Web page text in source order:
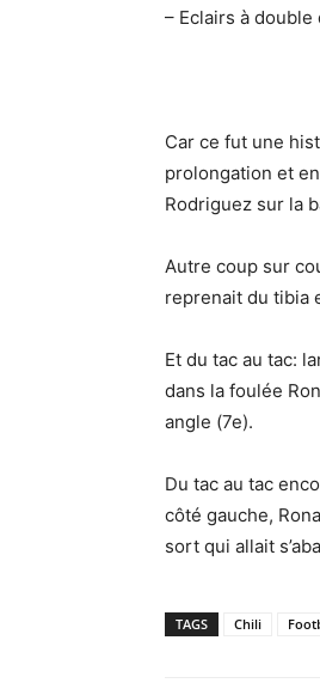
– Eclairs à double
Car ce fut une
prolongation et
Rodriguez sur la
Autre coup sur
reprenait du tibia
Et du tac au tac:
dans la foulée
angle (7e).
Du tac au tac
côté gauche,
sort qui allait
TAGS Chili